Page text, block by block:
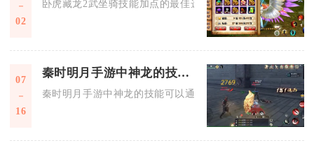
02
卧虎藏龙2武坐骑技能加点的最佳选择是：PVE输出流优先
07
16
秦时明月手游中神龙的技能能否实现进化提升
秦时明月手游中神龙的技能可以通过进化实现全方位提升，